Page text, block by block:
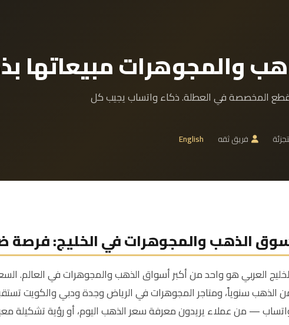
والمجوهرات مبيعاتها
المخصصة في العطلة. ذكاء واتساب يجيب كل
فريق ثقه English
الذهب والمجوهرات في الخليج: فرصة
العربي هو واحد من أكبر أسواق الذهب والمجوهرات في العالم.
الذهب سنوياً، ومتاجر المجوهرات في الرياض وجدة ودبي والكويت
— من عملاء يريدون معرفة سعر الذهب اليوم، أو رؤية تشكيلة